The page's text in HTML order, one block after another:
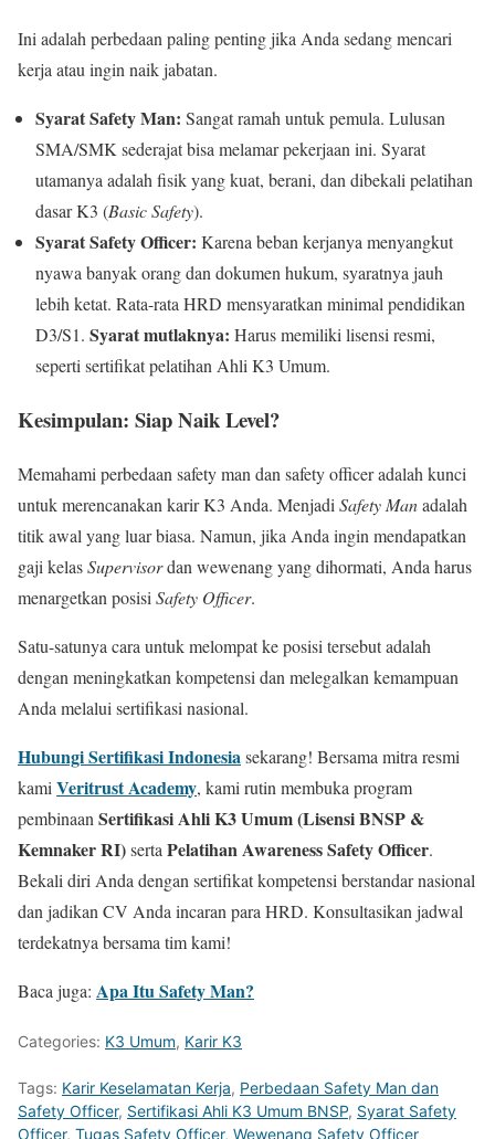
Ini adalah perbedaan paling penting jika Anda sedang mencari
kerja atau ingin naik jabatan.
Syarat Safety Man: Sangat ramah untuk pemula. Lulusan
SMA/SMK sederajat bisa melamar pekerjaan ini. Syarat
utamanya adalah fisik yang kuat, berani, dan dibekali pelatihan
dasar K3 (Basic Safety).
Syarat Safety Officer: Karena beban kerjanya menyangkut
nyawa banyak orang dan dokumen hukum, syaratnya jauh
lebih ketat. Rata-rata HRD mensyaratkan minimal pendidikan
D3/S1. Syarat mutlaknya: Harus memiliki lisensi resmi,
seperti sertifikat pelatihan Ahli K3 Umum.
Kesimpulan: Siap Naik Level?
Memahami perbedaan safety man dan safety officer adalah kunci
untuk merencanakan karir K3 Anda. Menjadi Safety Manadalah
titik awal yang luar biasa. Namun, jika Anda ingin mendapatkan
gaji kelasSupervisordan wewenang yang dihormati, Anda harus
menargetkan posisi Safety Officer.
Satu-satunya cara untuk melompat ke posisi tersebut adalah
dengan meningkatkan kompetensi dan melegalkan kemampuan
Anda melalui sertifikasi nasional.
Hubungi Sertifikasi Indonesia sekarang! Bersama mitra resmi
kami Veritrust Academy, kami rutin membuka program
pembinaan Sertifikasi Ahli K3 Umum (Lisensi BNSP &
Kemnaker RI)serta Pelatihan Awareness Safety Officer.
Bekali diri Anda dengan sertifikat kompetensi berstandar nasional
dan jadikan CV Anda incaran para HRD. Konsultasikan jadwal
terdekatnya bersama tim kami!
Baca juga: Apa Itu Safety Man?
Categories: K3 Umum, Karir K3
Tags: Karir Keselamatan Kerja, Perbedaan Safety Man dan
Safety Officer, Sertifikasi Ahli K3 Umum BNSP, Syarat Safety
Officer, Tugas Safety Officer, Wewenang Safety Officer